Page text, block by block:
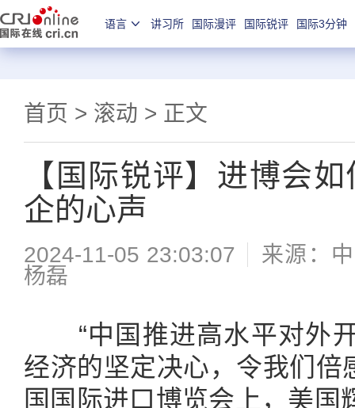
语言 讲习所 国际漫评 国际锐评 国际3分钟
首页 > 滚动 > 正文
【国际锐评】进博会
企的心声
2024-11-05 23:03:07
来源：
杨磊
“中国推进高水平对外开
经济的坚定决心，令我们倍
国国际进口博览会上，美